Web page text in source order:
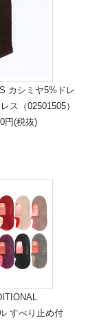
カシミヤ5%ドレ
ス（02501505）
円(税抜)
すべり止め付